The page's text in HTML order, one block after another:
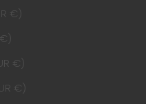
Irlanda (EUR €)
Italia (EUR €)
Letonia (EUR €)
Lituania (EUR €)